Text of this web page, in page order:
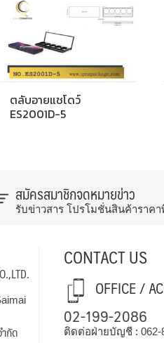
ตลับอายแชโดว์
ES2001D-5
สมัครสมาชิกจดหมายข่าว
รับข่าวสาร โปรโมชั่นสินค้าราคา
กัด
CONTACT US
OFFICE /
02-199-2086
ติดต่อฝ่ายบัญชี : 062-